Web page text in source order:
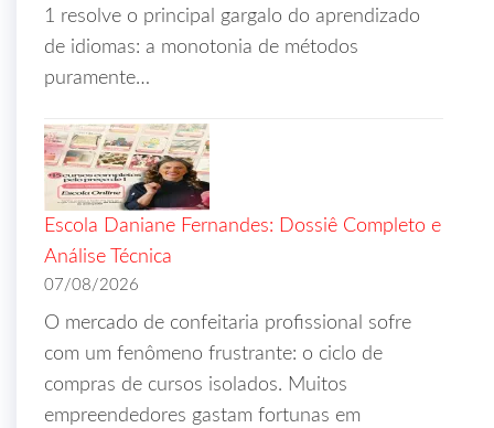
1 resolve o principal gargalo do aprendizado
de idiomas: a monotonia de métodos
puramente…
Escola Daniane Fernandes: Dossiê Completo e
Análise Técnica
07/08/2026
O mercado de confeitaria profissional sofre
com um fenômeno frustrante: o ciclo de
compras de cursos isolados. Muitos
empreendedores gastam fortunas em